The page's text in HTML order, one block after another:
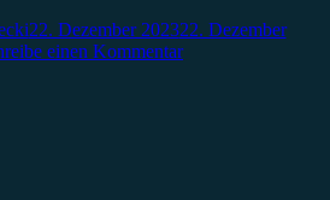
22. Dezember 202322. Dezember
einen Kommentar